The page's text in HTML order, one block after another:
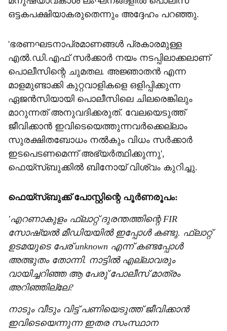
ഒട്ടകപക്ഷിയാകരുതെന്നും അദ്ദേഹം പറഞ്ഞു.
'ഭരണഘടനാപ്രമാണങ്ങള്‍ പ്രകാരമുള്ള
എല്‍.ഡി.എഫ് സര്‍ക്കാര്‍ നയം നടപ്പിലാക്കലാണ്
പൊലീസിന്റെ ചുമതല. അജ്ഞാതന്‍ എന്ന
മാളമുണ്ടാക്കി കുറ്റവാളികളെ ഒളിപ്പിക്കുന്ന
ഏജന്‍സിയായി പൊലീസിലെ ചിലരെങ്കിലും
മാറുന്നത് അനുവദിക്കരുത്. വേലയെടുത്ത്
ജീവിക്കാന്‍ ഇവിടെയെത്തുന്നവര്‍ക്കെല്ലാം
സുരക്ഷിതബോധം നല്‍കും വിധം സര്‍ക്കാര്‍
ഇടപെടണമെന്ന് അഭ്യര്‍ത്ഥിക്കുന്നു',
ഫെയ്‌സ്ബുക്കില്‍ ബിനോയ് വിശ്വം കുറിച്ചു.
ഫെയ്‌സ്ബുക്ക് പോസ്റ്റിന്റെ പൂര്‍ണരൂപം:
'എറണാകുളം ഫ്‌ലാറ്റ് ദുരന്തത്തിന്റെ FIR
സോഷ്യല്‍ മീഡിയയില്‍ ഇപ്പോള്‍ കണ്ടു. ഫ്‌ലാറ്റ്
ഉടമയുടെ പേര് unknown എന്ന് കണ്ടപ്പോള്‍
അത്ഭുതം തോന്നി. നാട്ടില്‍ എല്ലാവരും
വായിച്ചറിഞ്ഞ ആ പേരു് പോലീസ് മാത്രം
അറിഞ്ഞില്ലേ?
നാടും വീടും വിട്ട് പണിയെടുത്ത് ജീവിക്കാന്‍
ഇവിടെയെന്നുന്ന ഇതര സംസ്ഥാന